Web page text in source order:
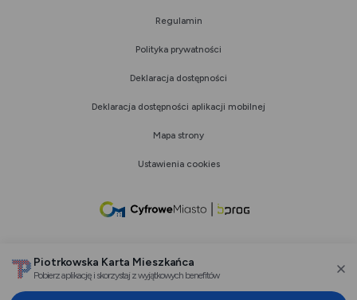
Regulamin
Polityka prywatności
Deklaracja dostępności
Deklaracja dostępności aplikacji mobilnej
Mapa strony
Ustawienia cookies
link
nowej
Piotrkowska Karta Mieszkańca
Pobierz aplikację i skorzystaj z wyjątkowych benefitów